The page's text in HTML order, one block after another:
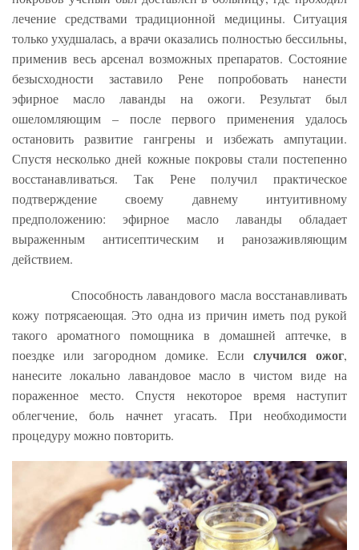
лечение средствами традиционной медицины. Ситуация
только ухудшалась, а врачи оказались полностью бессильны,
применив весь арсенал возможных препаратов. Состояние
безысходности заставило Рене попробовать нанести
эфирное масло лаванды на ожоги. Результат был
ошеломляющим – после первого применения удалось
остановить развитие гангрены и избежать ампутации.
Спустя несколько дней кожные покровы стали постепенно
восстанавливаться. Так Рене получил практическое
подтверждение своему давнему интуитивному
предположению: эфирное масло лаванды обладает
выраженным антисептическим и ранозаживляющим
действием.
Способность лавандового масла восстанавливать
кожу потрясаеющая. Это одна из причин иметь под рукой
такого ароматного помощника в домашней аптечке, в
поездке или загородном домике. Если случился ожог,
нанесите локально лавандовое масло в чистом виде на
пораженное место. Спустя некоторое время наступит
облегчение, боль начнет угасать. При необходимости
процедуру можно повторить.